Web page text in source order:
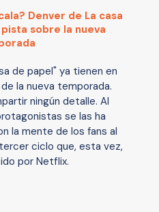
Denver de La casa
sobre la nueva
de papel" ya tienen en
la nueva temporada.
ningún detalle. Al
se las ha
la mente de los fans al
ciclo que, esta vez,
por Netflix.